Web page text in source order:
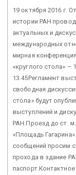
19 октября 2016 г.
истории РАН
актуальных и
международных
мирная
«круглого стола» –
13.45Регламент
свободная
стола» будут
выступлений и
РАН.Проезд до ст.
«Площадь
сообщений просим
прохода в здание